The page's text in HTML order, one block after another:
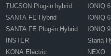
TUCSON Plug-in hybrid
SANTA FE Hybrid
SANTA FE Plug-in Hybrid
INSTER
KONA Electric
IONIQ 6
IONIQ
IONIQ 9
Staria
NEXO